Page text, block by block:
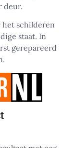
deur.
het schilderen
staat. In
gerepareerd